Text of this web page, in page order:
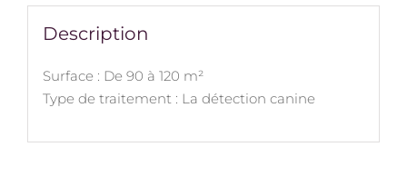
Description
Surface : De 90 à 120 m²
Type de traitement : La détection canine